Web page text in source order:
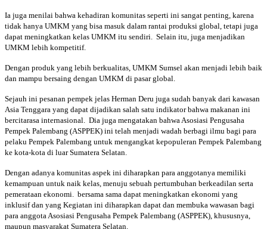
Ia juga menilai bahwa kehadiran komunitas seperti ini sangat penting, karena
tidak hanya UMKM yang bisa masuk dalam rantai produksi global, tetapi juga
dapat meningkatkan kelas UMKM itu sendiri. Selain itu, juga menjadikan
UMKM lebih kompetitif.
Dengan produk yang lebih berkualitas, UMKM Sumsel akan menjadi lebih baik
dan mampu bersaing dengan UMKM di pasar global.
Sejauh ini pesanan pempek jelas Herman Deru juga sudah banyak dari kawasan
Asia Tenggara yang dapat dijadikan salah satu indikator bahwa makanan ini
bercitarasa internasional. Dia juga mengatakan bahwa Asosiasi Pengusaha
Pempek Palembang (ASPPEK) ini telah menjadi wadah berbagi ilmu bagi para
pelaku Pempek Palembang untuk mengangkat kepopuleran Pempek Palembang
ke kota-kota di luar Sumatera Selatan.
Dengan adanya komunitas aspek ini diharapkan para anggotanya memiliki
kemampuan untuk naik kelas, menuju sebuah pertumbuhan berkeadilan serta
pemerataan ekonomi. bersama sama dapat meningkatkan ekonomi yang
inklusif dan yang Kegiatan ini diharapkan dapat dan membuka wawasan bagi
para anggota Asosiasi Pengusaha Pempek Palembang (ASPPEK), khususnya,
maupun masyarakat Sumatera Selatan.